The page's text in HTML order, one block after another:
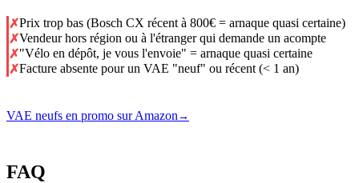
✗Prix trop bas (Bosch CX récent à 800€ = arnaque quasi certaine)
✗Vendeur hors région ou à l'étranger qui demande un acompte
✗"Vélo en dépôt, je vous l'envoie" = arnaque quasi certaine
✗Facture absente pour un VAE "neuf" ou récent (< 1 an)
VAE neufs en promo sur Amazon→
FAQ